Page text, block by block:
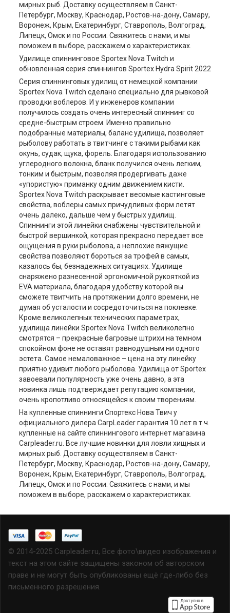
мирных рыб. Доставку осуществляем в Санкт-
Петербург, Москву, Краснодар, Ростов-на-дону, Самару,
Воронеж, Крым, Екатеринбург, Ставрополь, Волгоград,
Липецк, Омск и по России. Свяжитесь с нами, и мы
поможем в выборе, расскажем о характеристиках.
Удилище спиннинговое Sportex Nova Twitch и
обновленная серия спиннингов Sportex Hydra Spirit 2022
Серия спиннинговых удилищ от немецкой компании
Sportex Nova Twitch сделано специально для рывковой
проводки воблеров. И у инженеров компании
получилось создать очень интересный спиннинг со
средне-быстрым строем. Именно правильно
подобранные материалы, баланс удилища, позволяет
рыболову работать в твитчинге с такими рыбами как
окунь, судак, щука, форель. Благодаря использованию
углеродного волокна, бланк получился очень легким,
тонким и быстрым, позволяя продергивать даже
«упористую» приманку одним движением кисти.
Sportex Nova Twitch раскрывает весомые кастинговые
свойства, воблеры самых причудливых форм летят
очень далеко, дальше чем у быстрых удилищ.
Спиннинги этой линейки снабжены чувствительной и
быстрой вершинкой, которая прекрасно передает все
ощущения в руки рыболова, а неплохие вяжущие
свойства позволяют бороться за трофей в самых,
казалось бы, безнадежных ситуациях. Удилище
снаряжено разнесенной эргономичной рукояткой из
EVA материала, благодаря удобству которой вы
сможете твитчить на протяжении долго времени, не
думая об усталости и сосредоточиться на поклевке.
Кроме великолепных технических параметрах,
удилища линейки Sportex Nova Twitch великолепно
смотрятся – прекрасные багровые штрихи на темном
спокойном фоне не оставят равнодушным ни одного
эстета. Самое немаловажное – цена на эту линейку
приятно удивит любого рыболова. Удилища от Sportex
завоевали популярность уже очень давно, а эта
новинка лишь подтверждает репутацию компании,
очень кропотливо относящейся к своим творениям.
На купленные спиннинги Спортекс Нова Твич у
официального дилера CarpLeader гарантия 10 лет в т.ч.
купленные на сайте спиннингового интернет магазина
Carpleader.ru. Все лучшие новинки для ловли хищных и
мирных рыб. Доставку осуществляем в Санкт-
Петербург, Москву, Краснодар, Ростов-на-дону, Самару,
Воронеж, Крым, Екатеринбург, Ставрополь, Волгоград,
Липецк, Омск и по России. Свяжитесь с нами, и мы
поможем в выборе, расскажем о характеристиках.
© 2014-2025 Carpleader.ru, Все фото\видео изображения и
текст на этом сайте защищены законом об авторском
праве и не могут быть опубликованы ещё где-либо без
письменного разрешения.